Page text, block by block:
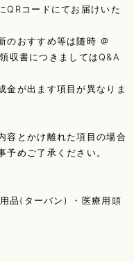
QRコードにてお届けいた
のおすすめ等は随時 ＠
書につきましてはQ&A
金が出ます項目が異なりま
容とかけ離れた項目の場合
めご了承ください。
品(ターバン) ・医療用頭